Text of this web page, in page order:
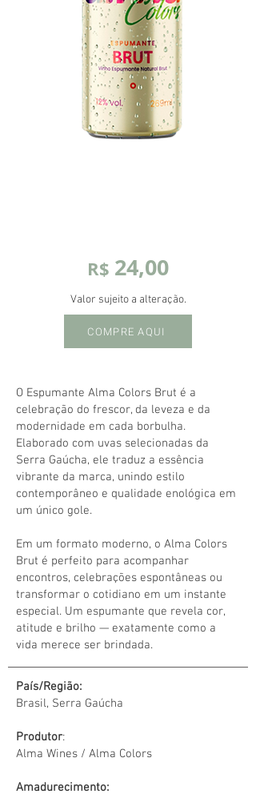
R$ 24,00
Valor sujeito a alteração.
COMPRE AQUI
O Espumante Alma Colors Brut é a
celebração do frescor, da leveza e da
modernidade em cada borbulha.
Elaborado com uvas selecionadas da
Serra Gaúcha, ele traduz a essência
vibrante da marca, unindo estilo
contemporâneo e qualidade enológica em
um único gole.
Em um formato moderno, o Alma Colors
Brut é perfeito para acompanhar
encontros, celebrações espontâneas ou
transformar o cotidiano em um instante
especial. Um espumante que revela cor,
atitude e brilho — exatamente como a
vida merece ser brindada.
País/Região:
Brasil, Serra Gaúcha
Produtor:
Alma Wines / Alma Colors
Amadurecimento: